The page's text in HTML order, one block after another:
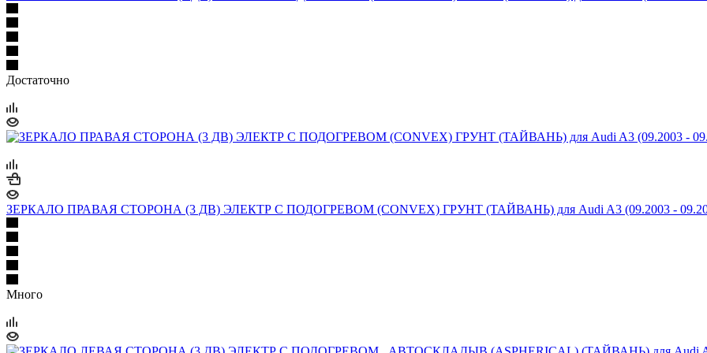
Достаточно
ЗЕРКАЛО ПРАВАЯ СТОРОНА (3 ДВ) ЭЛЕКТР С ПОДОГРЕВОМ (CONVEX) ГРУНТ (ТАЙВАНЬ) для Audi A3 (09.2003 -
Много